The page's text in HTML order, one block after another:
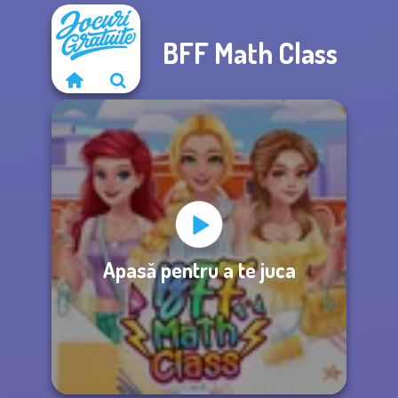
BFF Math Class
Apasă pentru a te juca